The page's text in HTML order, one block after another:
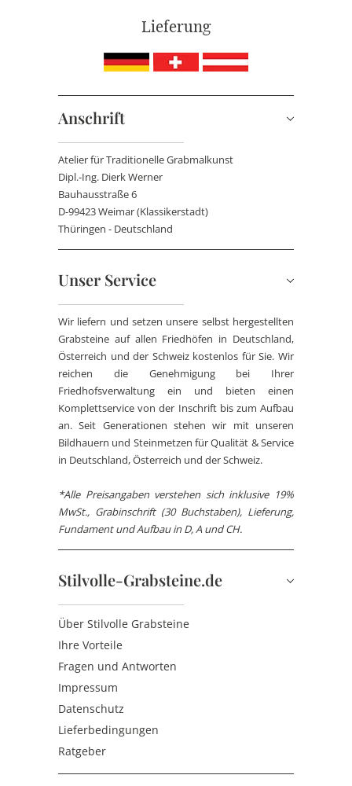
Lieferung
Anschrift
Atelier für Traditionelle Grabmalkunst
Dipl.-Ing. Dierk Werner
Bauhausstraße 6
D-99423 Weimar (Klassikerstadt)
Thüringen - Deutschland
Unser Service
Wir liefern und setzen unsere selbst hergestellten
Grabsteine auf allen Friedhöfen in Deutschland,
Österreich und der Schweiz kostenlos für Sie. Wir
reichen die Genehmigung bei Ihrer
Friedhofsverwaltung ein und bieten einen
Komplettservice von der Inschrift bis zum Aufbau
an. Seit Generationen stehen wir mit unseren
Bildhauern und Steinmetzen für Qualität & Service
in Deutschland, Österreich und der Schweiz.
*Alle Preisangaben verstehen sich inklusive 19%
MwSt., Grabinschrift (30 Buchstaben), Lieferung,
Fundament und Aufbau in D, A und CH.
Stilvolle-Grabsteine.de
Über Stilvolle Grabsteine
Ihre Vorteile
Fragen und Antworten
Impressum
Datenschutz
Lieferbedingungen
Ratgeber